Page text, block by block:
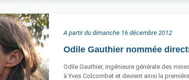
A partir du dimanche 16 décembre 2012
Odile Gauthier nommée
Odile Gauthier, ingénieure générale des
à Yves Colcombet et devient ainsi la